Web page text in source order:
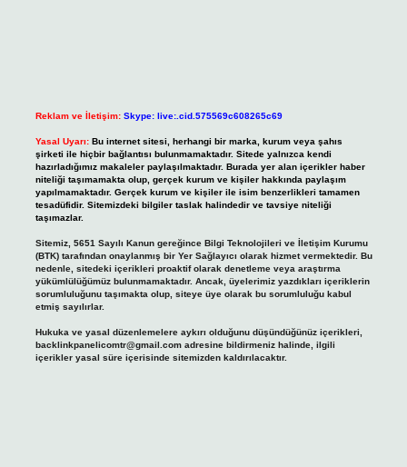
Reklam ve İletişim: Skype: live:.cid.575569c608265c69
Yasal Uyarı: Bu internet sitesi, herhangi bir marka, kurum veya şahıs
şirketi ile hiçbir bağlantısı bulunmamaktadır. Sitede yalnızca kendi
hazırladığımız makaleler paylaşılmaktadır. Burada yer alan içerikler haber
niteliği taşımamakta olup, gerçek kurum ve kişiler hakkında paylaşım
yapılmamaktadır. Gerçek kurum ve kişiler ile isim benzerlikleri tamamen
tesadüfidir. Sitemizdeki bilgiler taslak halindedir ve tavsiye niteliği
taşımazlar.
Sitemiz, 5651 Sayılı Kanun gereğince Bilgi Teknolojileri ve İletişim Kurumu
(BTK) tarafından onaylanmış bir Yer Sağlayıcı olarak hizmet vermektedir. Bu
nedenle, sitedeki içerikleri proaktif olarak denetleme veya araştırma
yükümlülüğümüz bulunmamaktadır. Ancak, üyelerimiz yazdıkları içeriklerin
sorumluluğunu taşımakta olup, siteye üye olarak bu sorumluluğu kabul
etmiş sayılırlar.
Hukuka ve yasal düzenlemelere aykırı olduğunu düşündüğünüz içerikleri,
backlinkpanelicomtr@gmail.comadresine bildirmeniz halinde, ilgili
içerikler yasal süre içerisinde sitemizden kaldırılacaktır.